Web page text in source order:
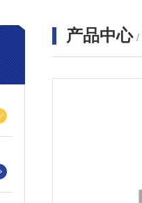
产品中心 /